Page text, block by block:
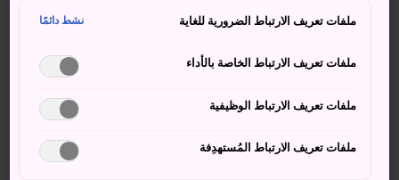
محطة ميوكو كوجين. ويقع منتجع أكاكورا أونسن على بُعد 10
دقائق بسيارة الأجرة من المحطة.
وإذا كنت قادمًا بالسيارة، فاسلك طريق جوشينيتسو السريع ثم
أونسن بعد ستة كيلومترات على الطريق رقم 18.
أنشطة الجليد في منتجع أكاكورا
ملفات تعريف الارتباط الضرورية للغاية نشط دائمًا
ملفات تعريف الارتباط الخاصة بالأداء
ملفات تعريف الارتباط الوظيفية
ملفات تعريف الارتباط المُستهدِفة